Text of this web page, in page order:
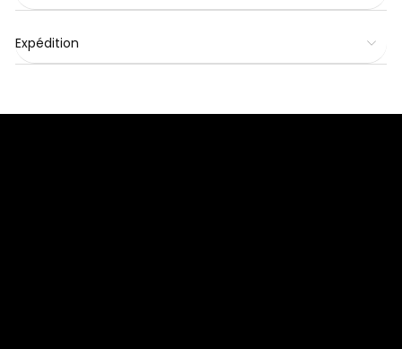
Expédition